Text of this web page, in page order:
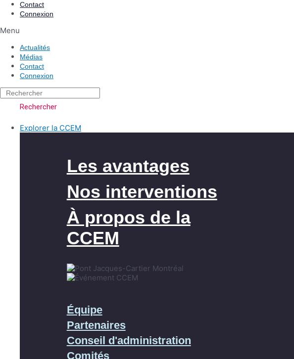
Contact
Connexion
Menu
Actualités
Médias
Contact
Connexion
Rechercher
Explorer la CCEM
Les avantages
Nos interventions
À propos de la
CCEM
Équipe
Partenaires
Conseil d'administration
Comités